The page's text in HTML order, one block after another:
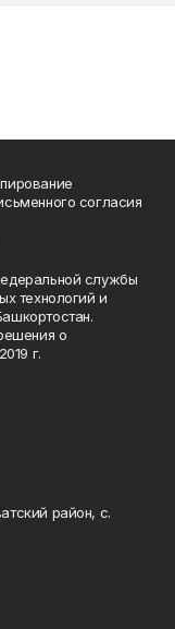
согласия
службы
технологий и
о
г.
район, с.